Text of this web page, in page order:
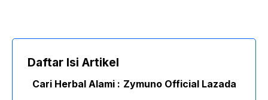
Daftar Isi Artikel
Cari Herbal Alami : Zymuno Official Lazada